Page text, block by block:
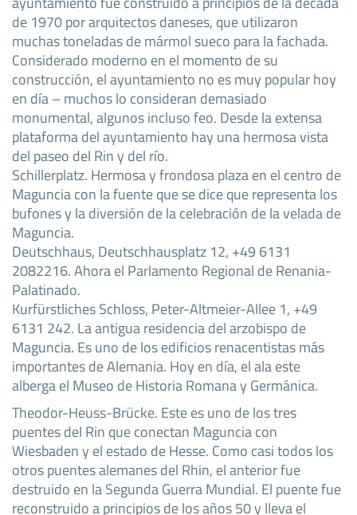
de 1970 por arquitectos daneses, que utilizaron
muchas toneladas de mármol sueco para la fachada.
Considerado moderno en el momento de su
construcción, el ayuntamiento no es muy popular hoy
en día – muchos lo consideran demasiado
monumental, algunos incluso feo. Desde la extensa
plataforma del ayuntamiento hay una hermosa vista
del paseo del Rin y del río.
Schillerplatz. Hermosa y frondosa plaza en el centro de
Maguncia con la fuente que se dice que representa los
bufones y la diversión de la celebración de la velada de
Maguncia.
Deutschhaus, Deutschhausplatz 12, +49 6131
2082216. Ahora el Parlamento Regional de Renania-
Palatinado.
Kurfürstliches Schloss, Peter-Altmeier-Allee 1, +49
6131 242. La antigua residencia del arzobispo de
Maguncia. Es uno de los edificios renacentistas más
importantes de Alemania. Hoy en día, el ala este
alberga el Museo de Historia Romana y Germánica.
Theodor-Heuss-Brücke. Este es uno de los tres
puentes del Rin que conectan Maguncia con
Wiesbaden y el estado de Hesse. Como casi todos los
otros puentes alemanes del Rhin, el anterior fue
destruido en la Segunda Guerra Mundial. El puente fue
reconstruido a principios de los años 50 y lleva el